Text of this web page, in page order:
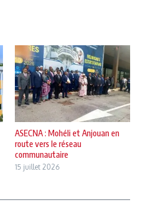
ASECNA : Mohéli et Anjouan en
route vers le réseau
communautaire
15 juillet 2026